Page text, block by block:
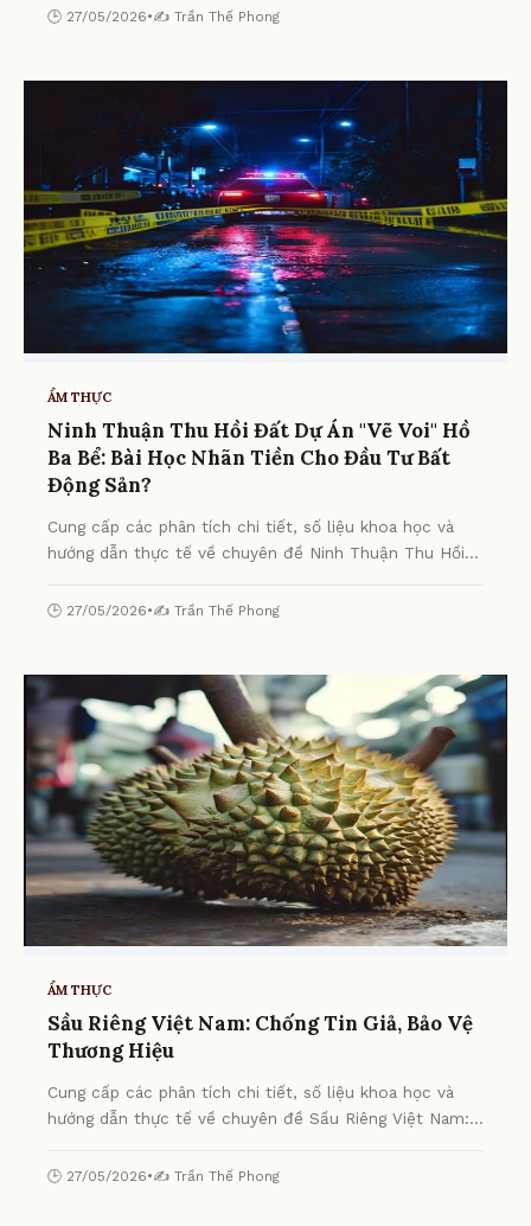
🕒 27/05/2026•✍️ Trần Thế Phong
ẨM THỰC
Ninh Thuận Thu Hồi Đất Dự Án "Vẽ Voi" Hồ
Ba Bể: Bài Học Nhãn Tiền Cho Đầu Tư Bất
Động Sản?
Cung cấp các phân tích chi tiết, số liệu khoa học và
hướng dẫn thực tế về chuyên đề Ninh Thuận Thu Hồi
Đầu Tư Bất Động Sản? từ chuyên gia.
🕒 27/05/2026•✍️ Trần Thế Phong
ẨM THỰC
Sầu Riêng Việt Nam: Chống Tin Giả, Bảo Vệ
Thương Hiệu
Cung cấp các phân tích chi tiết, số liệu khoa học và
hướng dẫn thực tế về chuyên đề Sầu Riêng Việt Nam:
🕒 27/05/2026•✍️ Trần Thế Phong